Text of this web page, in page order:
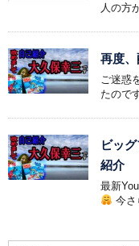
人の方
再度
ご迷惑
たので
ビッ
紹介
最新
今さ